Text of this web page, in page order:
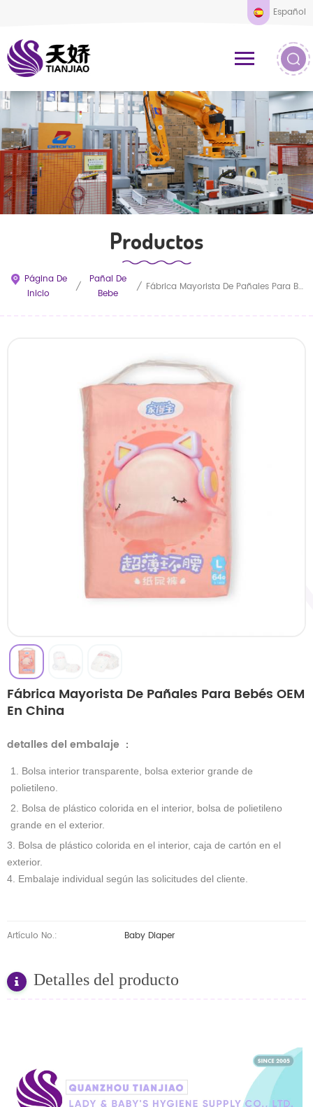
Español
Productos
Página De
Inicio
/
Pañal De
Bebe
/ Fábrica Mayorista De Pañales Para Bebés OEM En China
Fábrica Mayorista De Pañales Para Bebés OEM
En China
detalles del embalaje ：
1. Bolsa interior transparente, bolsa exterior grande de
polietileno.
2. Bolsa de plástico colorida en el interior, bolsa de polietileno
grande en el exterior.
3. Bolsa de plástico colorida en el interior, caja de cartón en el
exterior.
4. Embalaje individual según las solicitudes del cliente.
Artículo No.: Baby Diaper
Detalles del producto